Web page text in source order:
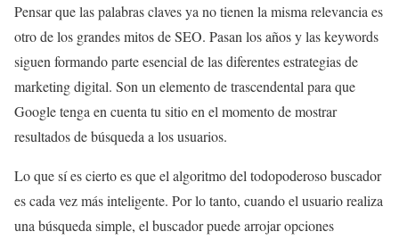
Pensar que las palabras claves ya no tienen la misma relevancia es
otro de los grandes mitos de SEO. Pasan los años y las keywords
siguen formando parte esencial de las diferentes estrategias de
marketing digital. Son un elemento de trascendental para que
Google tenga en cuenta tu sitio en el momento de mostrar
resultados de búsqueda a los usuarios.
Lo que sí es cierto es que el algoritmo del todopoderoso buscador
es cada vez más inteligente. Por lo tanto, cuando el usuario realiza
una búsqueda simple, el buscador puede arrojar opciones